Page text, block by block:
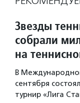
Звезды
собрали
на
В
сентября
турнир «Лига